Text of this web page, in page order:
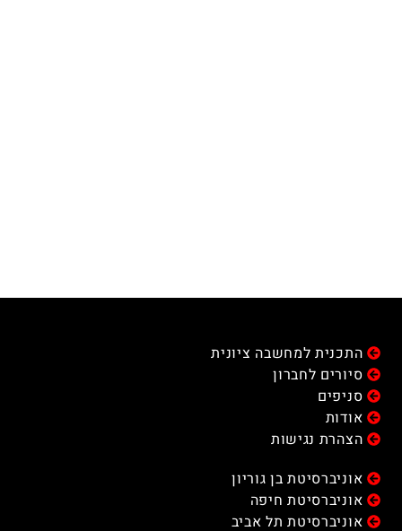
התכנית למחשבה ציונית
סיורים לחברון
סניפים
אודות
הצהרת נגישות
אוניברסיטת בן גוריון
אוניברסיטת חיפה
אוניברסיטת תל אביב